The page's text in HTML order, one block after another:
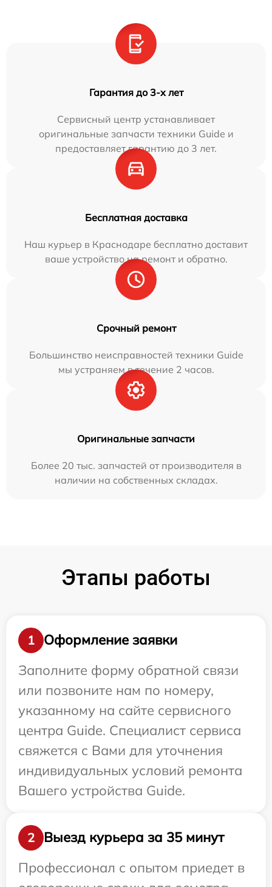
Гарантия до 3-х лет
Сервисный центр устанавливает
оригинальные запчасти техники Guide и
предоставляет гарантию до 3 лет.
Бесплатная доставка
Наш курьер в Краснодаре бесплатно доставит
ваше устройство на ремонт и обратно.
Срочный ремонт
Большинство неисправностей техники Guide
мы устраняем в течение 2 часов.
Оригинальные запчасти
Более 20 тыс. запчастей от производителя в
наличии на собственных складах.
Этапы работы
1
Оформление заявки
Заполните форму обратной связи
или позвоните нам по номеру,
указанному на сайте сервисного
центра Guide. Специалист сервиса
свяжется с Вами для уточнения
индивидуальных условий ремонта
Вашего устройства Guide.
2
Выезд курьера за 35 минут
Профессионал с опытом приедет в